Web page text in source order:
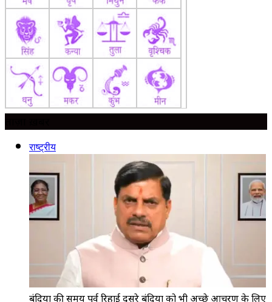
राष्ट्रीय
बंदियों की समय पूर्व रिहाई दूसरे बंदियों को भी अच्छे आचरण के लिए